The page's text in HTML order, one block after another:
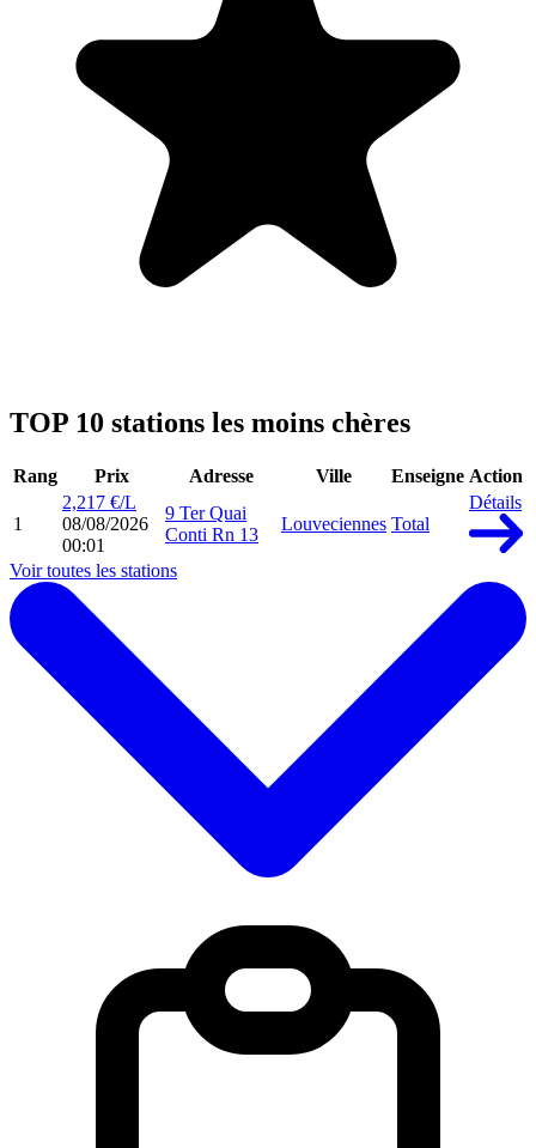
TOP 10 stations les moins chères
Rang Prix Adresse Ville Enseigne Action
1
2,217 €/L
08/08/2026
00:01
9 Ter Quai
Conti Rn 13
Louveciennes Total
Détails
Voir toutes les stations